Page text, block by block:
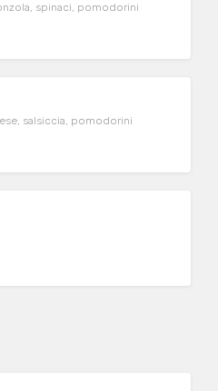
spinaci, pomodorini
salsiccia, pomodorini